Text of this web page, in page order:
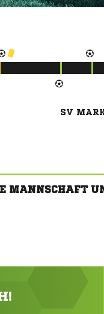
SV
MANNSCHAFT